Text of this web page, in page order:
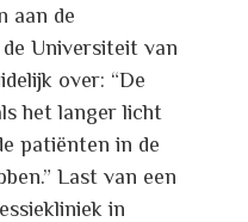
aan de
Universiteit van
over: “De
het langer licht
patiënten in de
Last van een
in